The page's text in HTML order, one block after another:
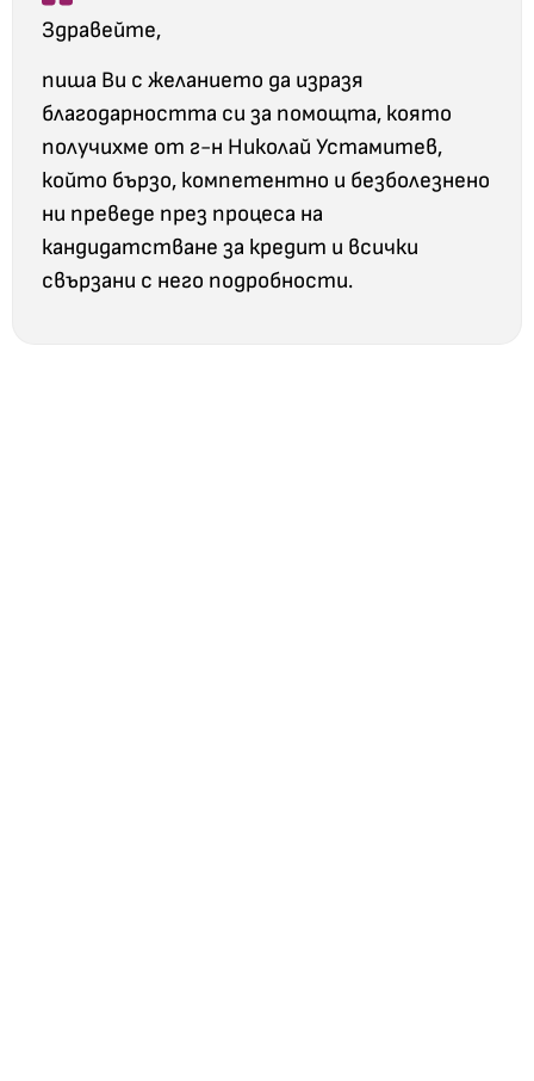
Здравейте,
пиша Ви с желанието да изразя
благодарността си за помощта, която
получихме от г-н Николай Устамитев,
който бързо, компетентно и безболезнено
ни преведе през процеса на
кандидатстване за кредит и всички
свързани с него подробности.